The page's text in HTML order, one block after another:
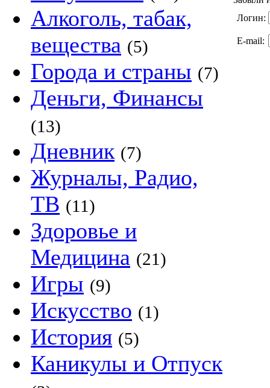
Алкоголь, табак,
вещества (5)
Города и страны (7)
Деньги, Финансы
(13)
Дневник (7)
Журналы, Радио,
ТВ (11)
Здоровье и
Медицина (21)
Игры (9)
Искусство (1)
История (5)
Каникулы и Отпуск
Логин:
E-mail: